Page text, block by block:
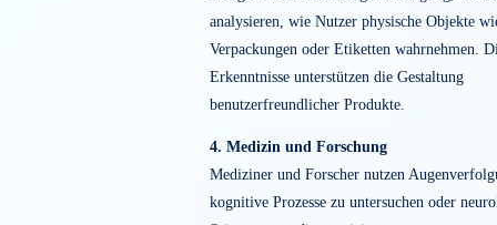
Actions so zu platzieren, dass sie
wahrgenommen werden.
2. Marketing und Werbung
Wirkung von Anzeigen zu testen. Sie
gewünschte Botschaft
verstanden wird.